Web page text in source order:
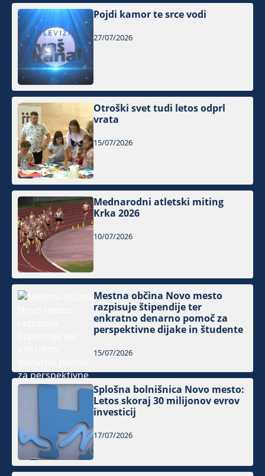
Pojdi kamor te srce vodi
27/07/2026
Otroški svet tudi letos odprl
vrata
15/07/2026
Mednarodni atletski miting
Krka 2026
10/07/2026
Mestna občina Novo mesto
razpisuje štipendije ter
enkratno denarno pomoč za
perspektivne dijake in študente
15/07/2026
Splošna bolnišnica Novo mesto:
Letos skoraj 30 milijonov evrov
investicij
17/07/2026